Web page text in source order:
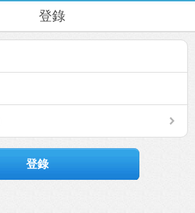
登錄
登錄